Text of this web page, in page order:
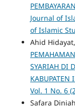
Journal of
of Islamic
Ahid
SYARIAH DI
KABUPATEN
Vol. 1 No. 6
Safara